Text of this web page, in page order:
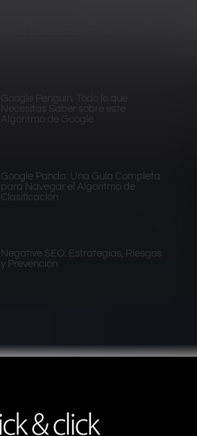
Necesitas Saber sobre este
Algoritmo de Google
Google Panda: Una Guía Completa
para Navegar el Algoritmo de
Clasificación
Negative SEO: Estrategias, Riesgos
y Prevención